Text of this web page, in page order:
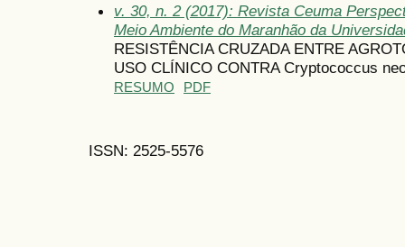
v. 30, n. 2 (2017): Revista Ceuma
Meio Ambiente do Maranhão da
RESISTÊNCIA CRUZADA ENTRE
USO CLÍNICO CONTRA Cryptococcus
RESUMO PDF
ISSN: 2525-5576